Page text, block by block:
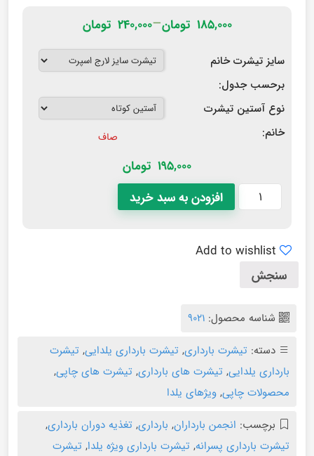
۱۸۵,۰۰۰ تومان–۲۴۰,۰۰۰ تومان
سایز تیشرت خانم
برحسب جدول:
نوع آستین تیشرت
خانم:
صاف
195,000 تومان
افزودن به سبد خرید
Add to wishlist
سنجش
شناسه محصول: 9021
دسته: تیشرت بارداری, تیشرت بارداری یلدایی, تیشرت
بارداری یلدایی, تیشرت های بارداری, تیشرت های چاپی,
محصولات چاپی, ویژهای یلدا
برچسب: انجمن بارداران, بارداری, تغذیه دوران بارداری,
تیشرت بارداری پسرانه, تیشرت بارداری ویژه یلدا, تیشرت